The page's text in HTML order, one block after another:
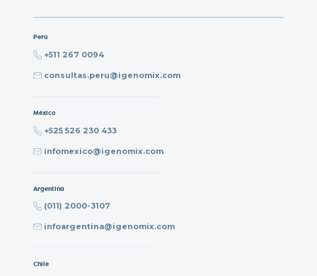
Perú
+511 267 0094
consultas.peru@igenomix.com
México
+525 526 230 433
infomexico@igenomix.com
Argentina
(011) 2000-3107
infoargentina@igenomix.com
Chile